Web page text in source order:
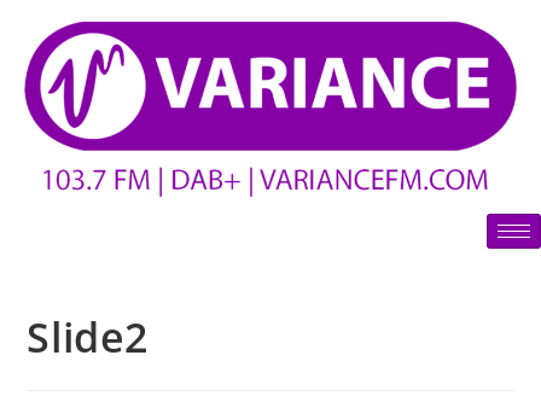
Slide2